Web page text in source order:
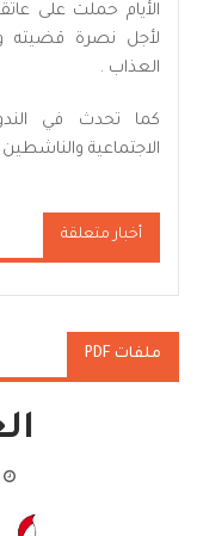
الأيام حملت على
لأجل نصرة
العذاب .
كما تحدث في
الاجتماعية
أخبار متعلقة
ملفات PDF